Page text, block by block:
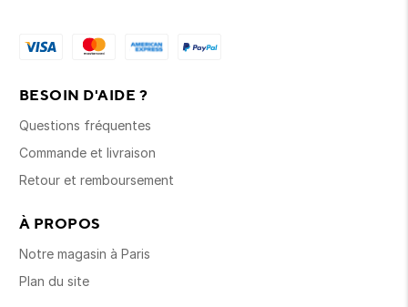
BESOIN D'AIDE ?
Questions fréquentes
Commande et livraison
Retour et remboursement
À PROPOS
Notre magasin à Paris
Plan du site